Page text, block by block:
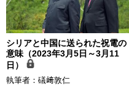
シリアと中国に送られた祝電の
意味（2023年3月5日～3月11
日）
執筆者： 礒﨑敦仁